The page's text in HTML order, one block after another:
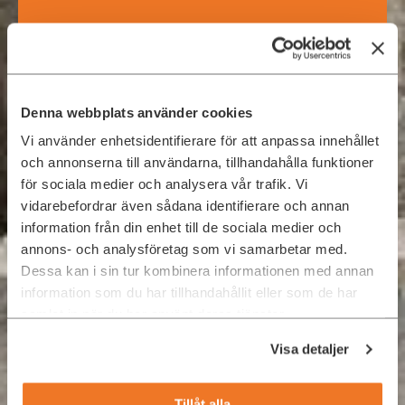
Denna webbplats använder cookies
Vi använder enhetsidentifierare för att anpassa innehållet
och annonserna till användarna, tillhandahålla funktioner
för sociala medier och analysera vår trafik. Vi
vidarebefordrar även sådana identifierare och annan
information från din enhet till de sociala medier och
annons- och analysföretag som vi samarbetar med.
Dessa kan i sin tur kombinera informationen med annan
information som du har tillhandahållit eller som de har
samlat in när du har använt deras tjänster.
Visa detaljer
Digital Commerce
Product Management
Digital Marketing
REKRYTERA ELLER